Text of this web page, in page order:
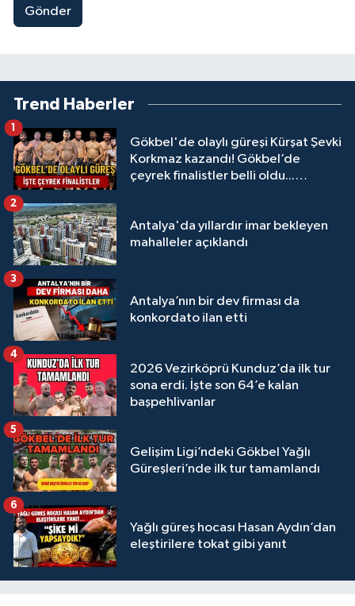
Gönder
Trend Haberler
Gökbel'de olaylı güreşi Kürşat Şevki
Korkmaz kazandı! Gökbel’de
çeyrek finalistler belli oldu...
1
Antalya'da yıllardır imar bekleyen
mahalleler açıklandı
2
Antalya’nın bir dev firması da
konkordato ilan etti
3
2026 Vezirköprü Kunduz’da ilk tur
sona erdi. İşte son 64’e kalan
başpehlivanlar
4
Gelişim Ligi’ndeki Gökbel Yağlı
Güreşleri’nde ilk tur tamamlandı
5
Yağlı güreş hocası Hasan Aydın’dan
eleştirilere tokat gibi yanıt
6